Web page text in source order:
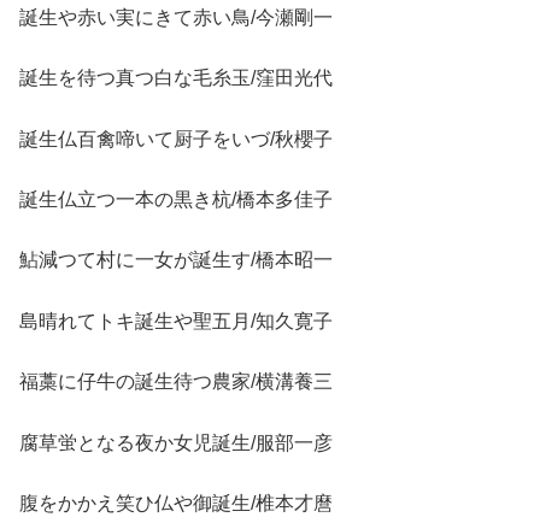
誕生や赤い実にきて赤い鳥/今瀬剛一
誕生を待つ真つ白な毛糸玉/窪田光代
誕生仏百禽啼いて厨子をいづ/秋櫻子
誕生仏立つ一本の黒き杭/橋本多佳子
鮎減つて村に一女が誕生す/橋本昭一
島晴れてトキ誕生や聖五月/知久寛子
福藁に仔牛の誕生待つ農家/横溝養三
腐草蛍となる夜か女児誕生/服部一彦
腹をかかえ笑ひ仏や御誕生/椎本才麿